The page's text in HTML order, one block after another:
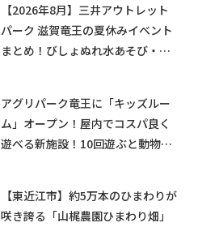
【2026年8月】三井アウトレット
パーク 滋賀竜王の夏休みイベント
まとめ！びしょぬれ水あそび・激
アグリパーク竜王に「キッズルー
ム」オープン！屋内でコスパ良く
遊べる新施設！10回遊ぶと動物触
【東近江市】約5万本のひまわりが
咲き誇る「山梶農園ひまわり畑」